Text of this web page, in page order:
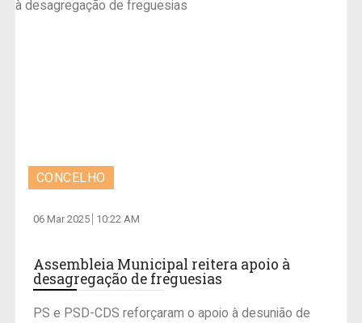
CONCELHO
06 Mar 2025 10:22 AM
Assembleia Municipal reitera apoio à
desagregação de freguesias
PS e PSD-CDS reforçaram o apoio à desunião de